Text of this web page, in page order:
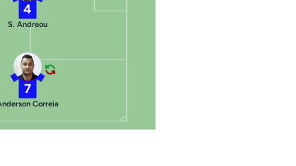
7
Correia
4
S. Andreou